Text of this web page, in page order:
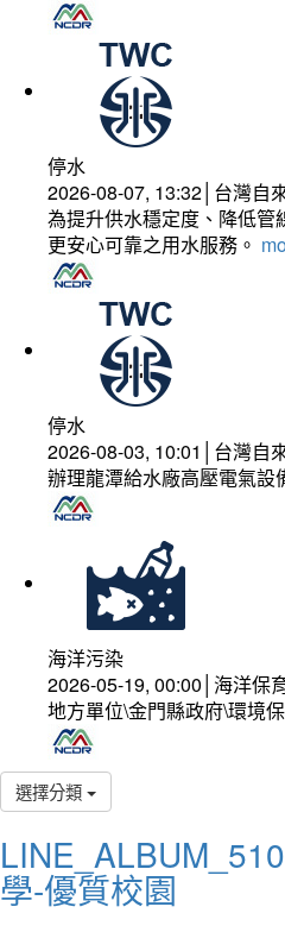
停水
2026-08-07, 13:32│台灣自
為提升供水穩定度、降低
更安心可靠之用水服務。
停水
2026-08-03, 10:01│台灣自
辦理龍潭給水廠高壓電氣設
海洋污染
2026-05-19, 00:00│海洋保
地方單位\金門縣政府\環境
選擇分類
學-優質校園